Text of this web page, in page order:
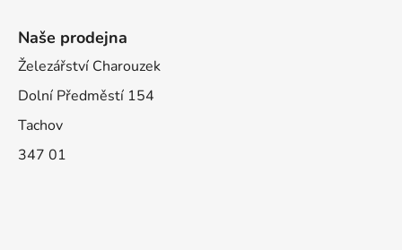
Naše prodejna
Železářství Charouzek
Dolní Předměstí 154
Tachov
347 01